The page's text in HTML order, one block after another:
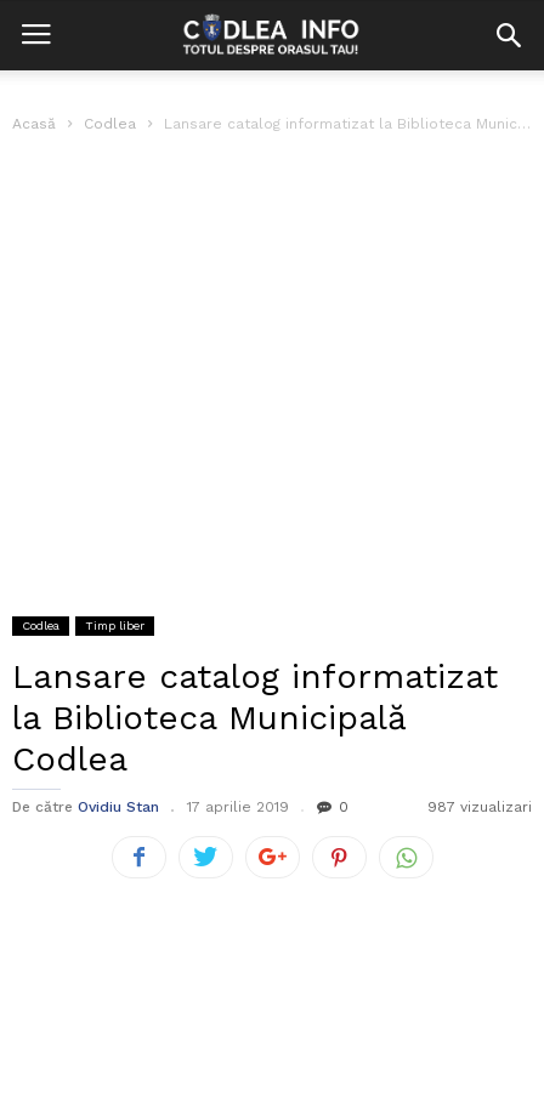
Acasă Codlea Lansare catalog informatizat la Biblioteca Municipală Codlea
Codlea Timp liber
Lansare catalog informatizat
la Biblioteca Municipală
Codlea
De către Ovidiu Stan 17 aprilie 2019 0 987 vizualizari